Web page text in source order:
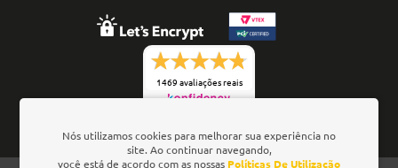
1469 avaliações reais
Nós utilizamos cookies para melhorar sua experiência no
site. Ao continuar navegando,
você está de acordo com as nossas Políticas De Utilização